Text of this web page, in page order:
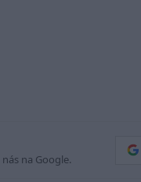
na Google.